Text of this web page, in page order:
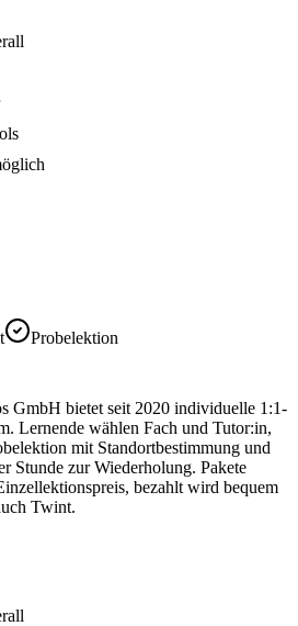
Probelektion
GmbH bietet seit 2020 individuelle 1:1-
Lernende wählen Fach und Tutor:in,
mit Standortbestimmung und
Stunde zur Wiederholung. Pakete
bezahlt wird bequem
Twint.